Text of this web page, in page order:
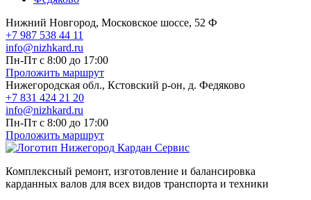
Нижний Новгород, Московское шоссе, 52 Ф
+7 987 538 44 11
info@nizhkard.ru
Пн-Пт с 8:00 до 17:00
Проложить маршрут
Нижегородская обл., Кстовский р-он, д. Федяково
+7 831 424 21 20
info@nizhkard.ru
Пн-Пт с 8:00 до 17:00
Проложить маршрут
Комплексный ремонт, изготовление и балансировка
карданных валов для всех видов транспорта и техники